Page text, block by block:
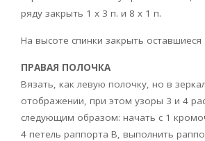
ряду закрыть 1 x 3 п. и 8 x 1 п.
На высоте спинки закрыть оставшиеся
ПРАВАЯ ПОЛОЧКА
Вязать, как левую полочку, но в
отображении, при этом узоры 3 и 4
следующим образом: начать с 1
4 петель раппорта B, выполнить